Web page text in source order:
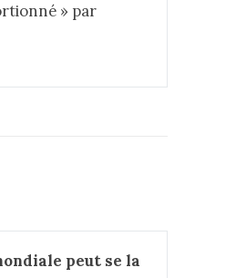
» par
peut se la